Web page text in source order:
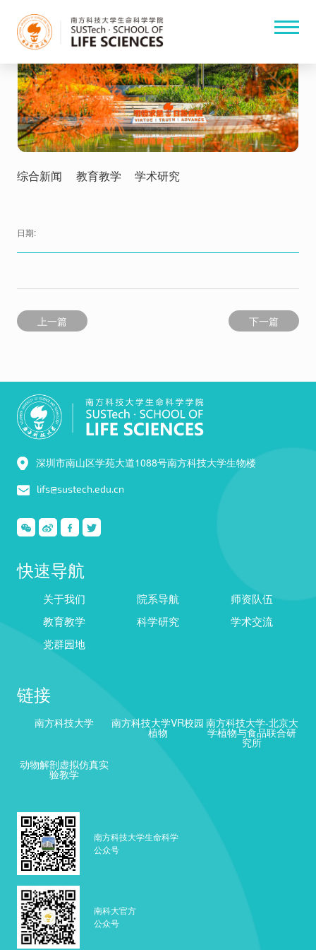
综合新闻 教育教学 学术研究
日期:
上一篇 下一篇
深圳市南山区学苑大道1088号南方科技大学生物楼
lifs@sustech.edu.cn
快速导航
关于我们 院系导航
师资队伍
教育教学
科学研究
学术交流
党群园地
链接
南方科技大学 南方科技大学VR校园
植物
南方科技大学-北京大
学植物与食品联合研
究所
动物解剖虚拟仿真实
验教学
南方科技大学生命科学
公众号
南科大官方
公众号